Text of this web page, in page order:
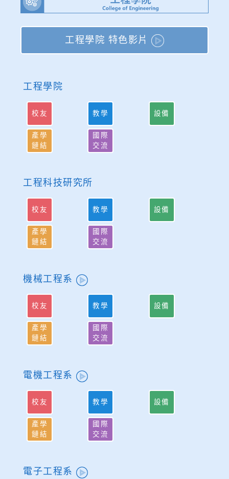
工程學院 特色影片
工程學院
校友 教學 設備
產學
鏈結
國際
交流
工程科技研究所
校友 教學 設備
產學
鏈結
國際
交流
機械工程系
校友 教學 設備
產學
鏈結
國際
交流
電機工程系
校友 教學 設備
產學
鏈結
國際
交流
電子工程系